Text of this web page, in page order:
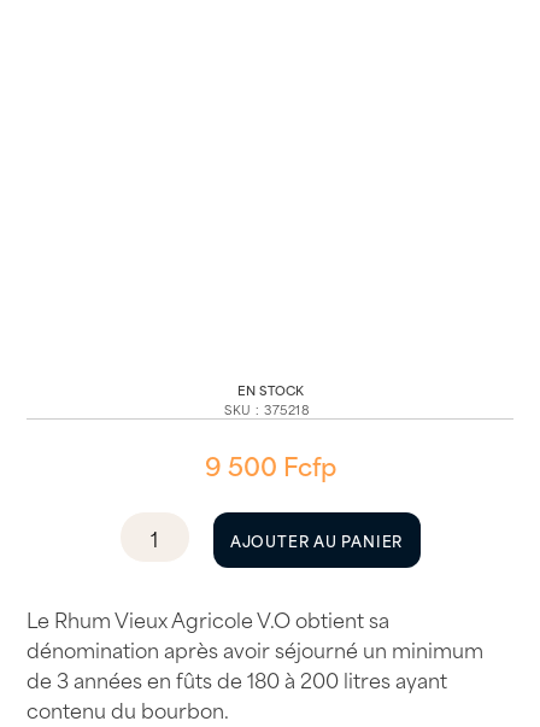
EN STOCK
SKU : 375218
9 500 Fcfp
quantité
Vieux
Agricole
V.O
42°
AJOUTER AU PANIER
Le Rhum Vieux Agricole V.O obtient sa
dénomination après avoir séjourné un minimum
de 3 années en fûts de 180 à 200 litres ayant
contenu du bourbon.